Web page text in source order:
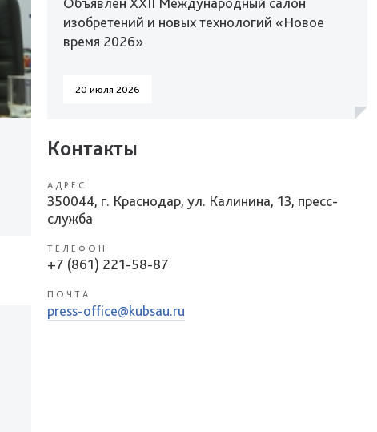
изобретений и новых технологий «Новое
время 2026»
20 июля 2026
Контакты
АДРЕС
350044, г. Краснодар, ул. Калинина, 13, пресс-
служба
ТЕЛЕФОН
+7 (861) 221-58-87
ПОЧТА
press-office@kubsau.ru